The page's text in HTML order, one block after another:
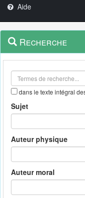
Aide
Navigation
outils
Menu
contextuel
Recherche
dans le texte intégral
Sujet
Auteur physique
Auteur moral